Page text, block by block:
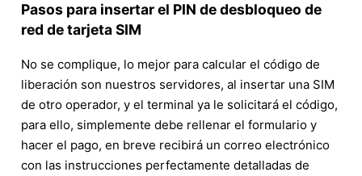
Pasos para insertar el PIN de desbloqueo de
red de tarjeta SIM
No se complique, lo mejor para calcular el código de
liberación son nuestros servidores, al insertar una SIM
de otro operador, y el terminal ya le solicitará el código,
para ello, simplemente debe rellenar el formulario y
hacer el pago, en breve recibirá un correo electrónico
con las instrucciones perfectamente detalladas de